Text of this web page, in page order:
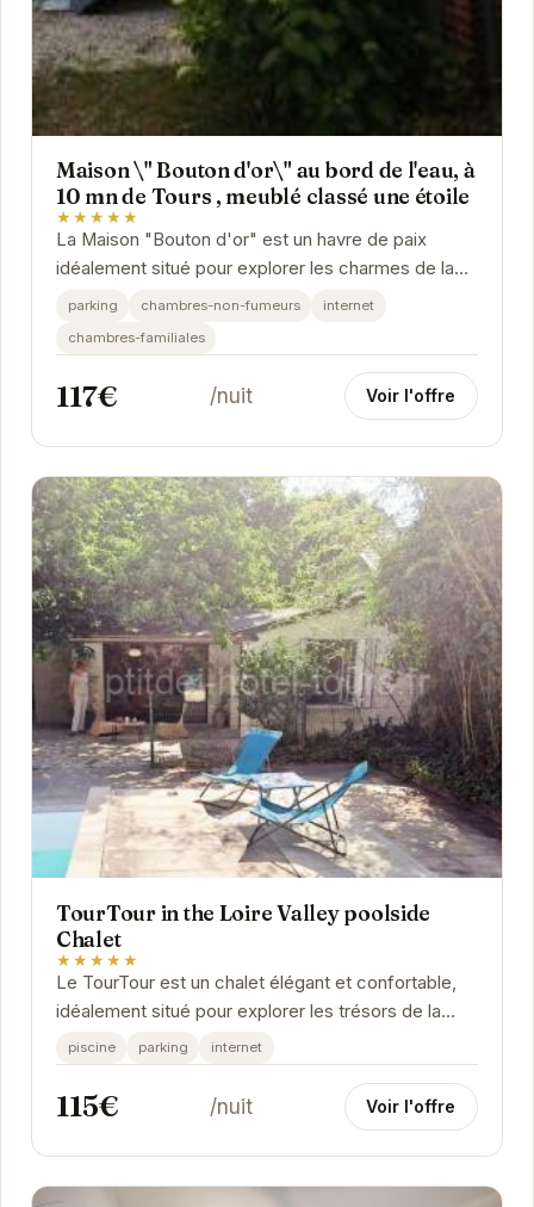
Maison \" Bouton d'or\" au bord de l'eau, à
10 mn de Tours , meublé classé une étoile
★★★★★
La Maison "Bouton d'or" est un havre de paix
idéalement situé pour explorer les charmes de la
Touraine. À proximité de Tours, vous pourrez...
parking chambres-non-fumeurs
internet
chambres-familiales
117€ /nuit Voir l'offre
TourTour in the Loire Valley poolside
Chalet
★★★★★
Le TourTour est un chalet élégant et confortable,
idéalement situé pour explorer les trésors de la
Vallée de la Loire. Avec sa piscine privée,...
piscine parking internet
115€ /nuit Voir l'offre